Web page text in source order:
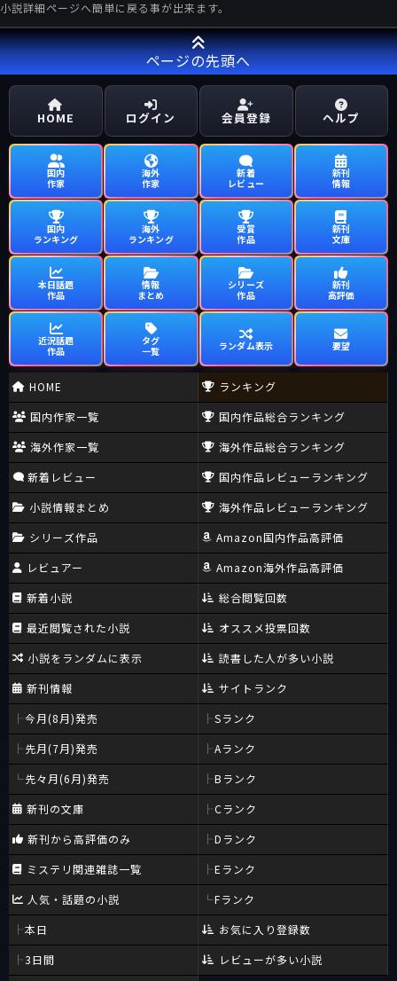
小説詳細ページへ簡単に戻る事が出来ます。
ページの先頭へ
HOME ログイン 会員登録 ヘルプ
国内
作家
海外
作家
新着
レビュー
新刊
情報
国内
ランキング
海外
ランキング
受賞
作品
新刊
文庫
本日話題
作品
情報
まとめ
シリーズ
作品
新刊
高評価
近況話題
作品
タグ
一覧
ランダム表示 要望
HOME
国内作家一覧
海外作家一覧
新着レビュー
小説情報まとめ
シリーズ作品
レビュアー
新着小説
最近閲覧された小説
小説をランダムに表示
新刊情報
今月(8月)発売
先月(7月)発売
先々月(6月)発売
新刊の文庫
新刊から高評価のみ
ミステリ関連雑誌一覧
人気・話題の小説
本日
3日間
ランキング
国内作品総合ランキング
海外作品総合ランキング
国内作品レビューランキング
海外作品レビューランキング
Amazon国内作品高評価
Amazon海外作品高評価
総合閲覧回数
オススメ投票回数
読書した人が多い小説
サイトランク
Sランク
Aランク
Bランク
Cランク
Dランク
Eランク
Fランク
お気に入り登録数
レビューが多い小説